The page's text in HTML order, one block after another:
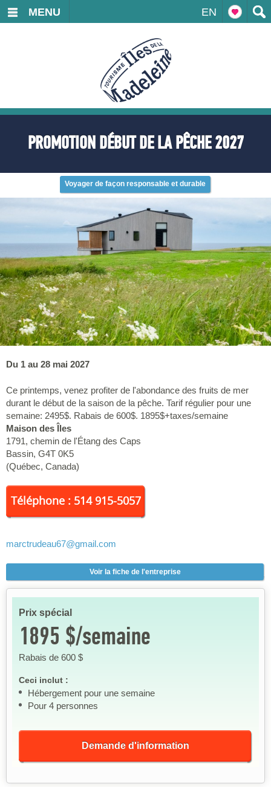
EN
MENU
PROMOTION DÉBUT DE LA PÊCHE 2027
Voyager de façon responsable et durable
Du 1 au 28 mai 2027
Ce printemps, venez profiter de l'abondance des fruits de mer
durant le début de la saison de la pêche. Tarif régulier pour une
semaine: 2495$. Rabais de 600$. 1895$+taxes/semaine
Maison des Îles
1791, chemin de l'Étang des Caps
Bassin, G4T 0K5
(Québec, Canada)
Téléphone : 514 915-5057
marctrudeau67@gmail.com
Voir la fiche de l'entreprise
Prix spécial
1895 $/semaine
Rabais de 600 $
Ceci inclut :
Hébergement pour une semaine
Pour 4 personnes
Demande d'information